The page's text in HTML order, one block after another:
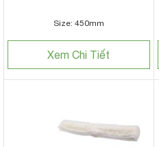
Size: 450mm
Xem Chi Tiết